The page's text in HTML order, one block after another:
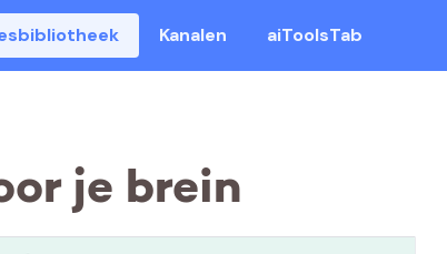
Kanalen aiToolsTab
je brein